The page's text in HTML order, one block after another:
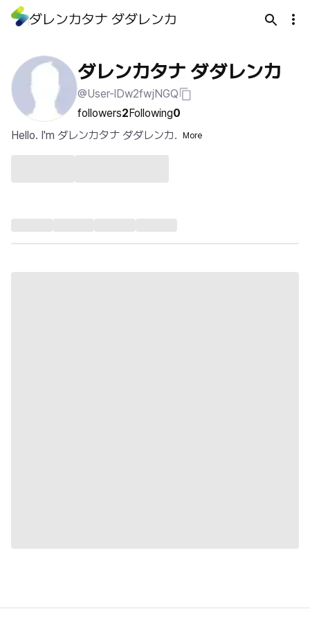
ダレンカタナ ダダレンカ
ダレンカタナ ダダレンカ
@User-lDw2fwjNGQ
followers2Following0
Hello. I'm ダレンカタナ ダダレンカ.
More